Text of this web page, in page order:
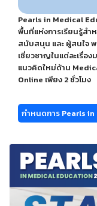
Pearls in Medical
พื้นที่แห่งการเรียนรู้สำ
สนับสนุน และ ผู้สนใจ
เชี่ยวชาญในแต่ละเรื่อ
แนวคิดใหม่ด้าน
Online เพียง 2 ชั่วโมง
กำหนดการ Pearls